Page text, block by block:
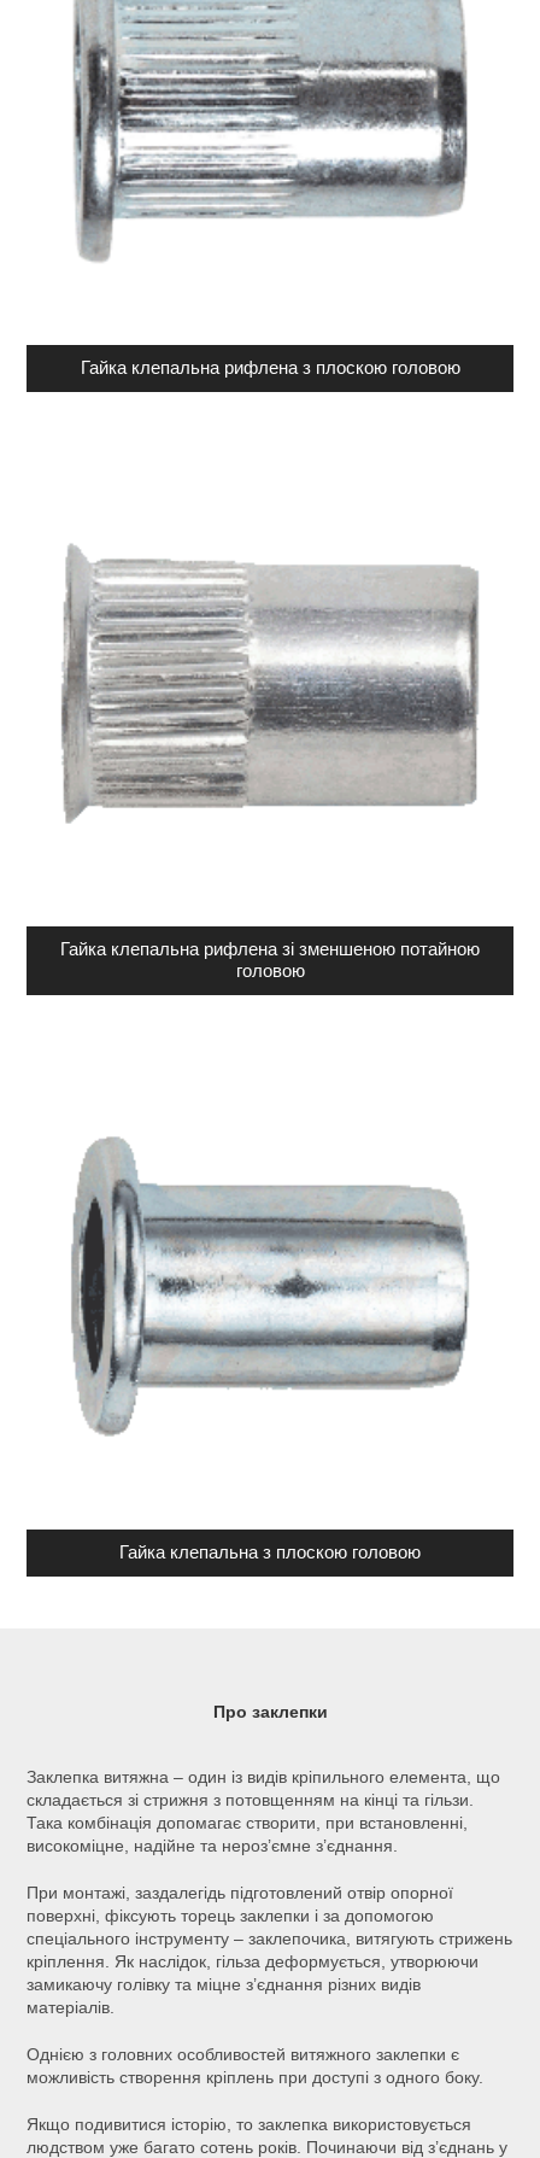
Гайка клепальна рифлена з плоскою головою
Гайка клепальна рифлена зі зменшеною потайною
головою
Гайка клепальна з плоскою головою
Про заклепки
Заклепка витяжна – один із видів кріпильного елемента, що
складається зі стрижня з потовщенням на кінці та гільзи.
Така комбінація допомагає створити, при встановленні,
високоміцне, надійне та нероз’ємне з’єднання.
При монтажі, заздалегідь підготовлений отвір опорної
поверхні, фіксують торець заклепки і за допомогою
спеціального інструменту – заклепочика, витягують стрижень
кріплення. Як наслідок, гільза деформується, утворюючи
замикаючу голівку та міцне з’єднання різних видів
матеріалів.
Однією з головних особливостей витяжного заклепки є
можливість створення кріплень при доступі з одного боку.
Якщо подивитися історію, то заклепка використовується
людством уже багато сотень років. Починаючи від з’єднань у